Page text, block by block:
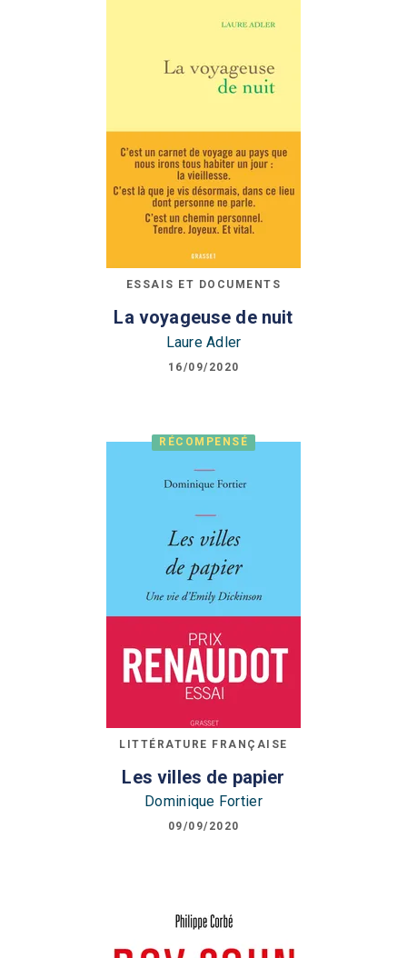
ESSAIS ET DOCUMENTS
La voyageuse de nuit
Laure Adler
16/09/2020
RÉCOMPENSÉ
LITTÉRATURE FRANÇAISE
Les villes de papier
Dominique Fortier
09/09/2020